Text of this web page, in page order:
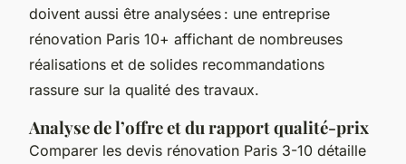
doivent aussi être analysées : une entreprise
rénovation Paris 10+ affichant de nombreuses
réalisations et de solides recommandations
rassure sur la qualité des travaux.
Analyse de l’offre et du rapport qualité-prix
Comparer les devis rénovation Paris 3-10 détaille